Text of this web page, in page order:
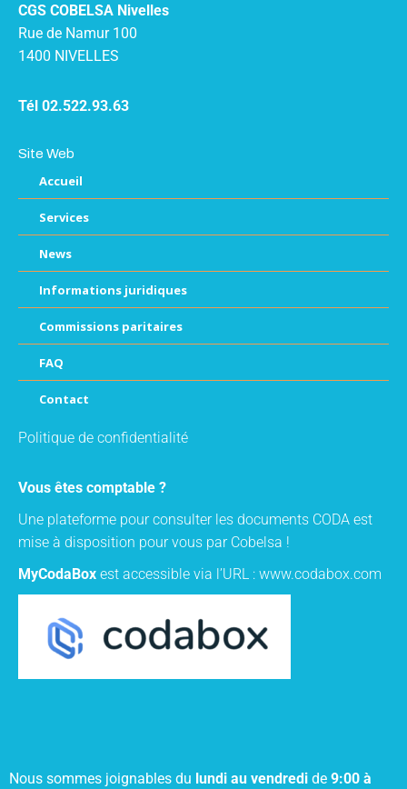
CGS COBELSA Nivelles
Rue de Namur 100
1400 NIVELLES
Tél 02.522.93.63
Site Web
Accueil
Services
News
Informations juridiques
Commissions paritaires
FAQ
Contact
Politique de confidentialité
Vous êtes comptable ?
Une plateforme pour consulter les documents CODA est
mise à disposition pour vous par Cobelsa !
MyCodaBox est accessible via l’URL : www.codabox.com
Nous sommes joignables du lundi au vendredi de 9:00 à